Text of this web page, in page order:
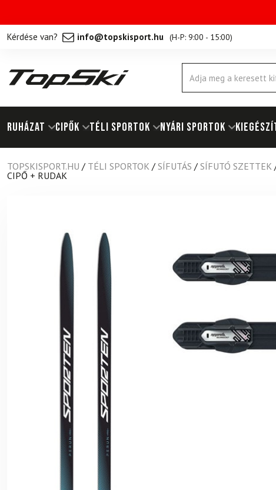
Kérdése van? info@topskisport.hu (H-P: 9:00 - 15:00)
Products
search
RUHÁZAT Cipők TÉLI SPORTOK NYÁRI SPORTOK
TOPSKISPORT.HU / TÉLI SPORTOK / SÍFUTÁS / SÍFUTÓ SZETTEK
CIPŐ + RUDAK